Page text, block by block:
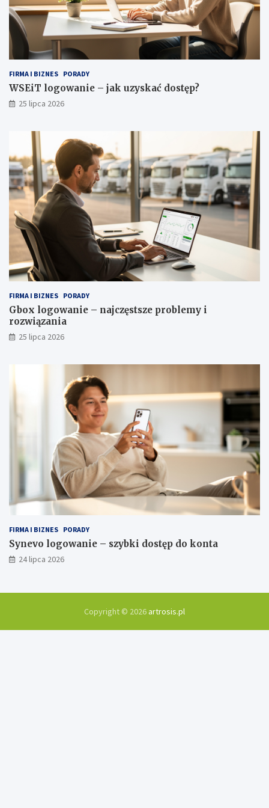
a
d
r
o
b
y
FIRMA I BIZNES PORADY
WSEiT logowanie – jak uzyskać dostęp?
25 lipca 2026
FIRMA I BIZNES PORADY
Gbox logowanie – najczęstsze problemy i
rozwiązania
25 lipca 2026
FIRMA I BIZNES PORADY
Synevo logowanie – szybki dostęp do konta
24 lipca 2026
Copyright © 2026artrosis.pl